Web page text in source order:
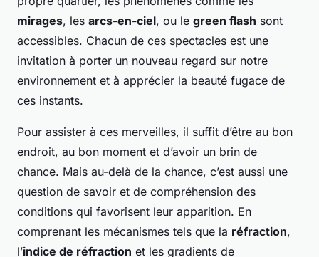
mirages, les arcs-en-ciel, ou le green flash sont
accessibles. Chacun de ces spectacles est une
invitation à porter un nouveau regard sur notre
environnement et à apprécier la beauté fugace de
ces instants.
Pour assister à ces merveilles, il suffit d’être au bon
endroit, au bon moment et d’avoir un brin de
chance. Mais au-delà de la chance, c’est aussi une
question de savoir et de compréhension des
conditions qui favorisent leur apparition. En
comprenant les mécanismes tels que la réfraction,
l’indice de réfraction et les gradients de